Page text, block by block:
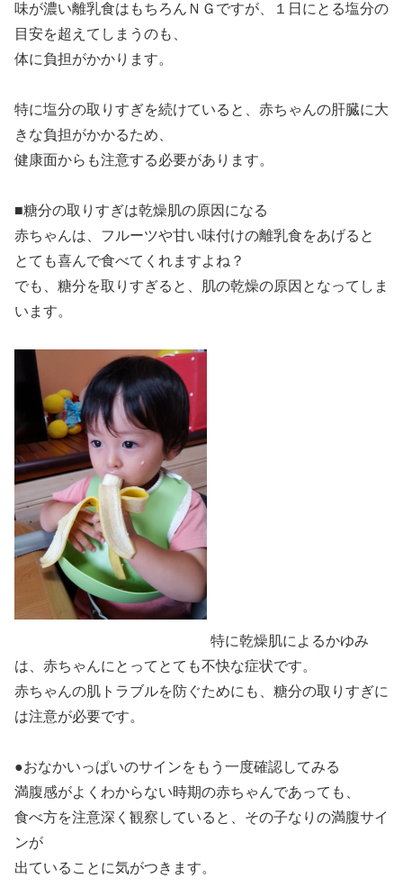
味が濃い離乳食はもちろんＮＧですが、１日にとる塩分の
目安を超えてしまうのも、
体に負担がかかります。
特に塩分の取りすぎを続けていると、赤ちゃんの肝臓に大
きな負担がかかるため、
健康面からも注意する必要があります。
■糖分の取りすぎは乾燥肌の原因になる
赤ちゃんは、フルーツや甘い味付けの離乳食をあげると
とても喜んで食べてくれますよね？
でも、糖分を取りすぎると、肌の乾燥の原因となってしま
います。
特に乾燥肌によるかゆみ
は、赤ちゃんにとってとても不快な症状です。
赤ちゃんの肌トラブルを防ぐためにも、糖分の取りすぎに
は注意が必要です。
●おなかいっぱいのサインをもう一度確認してみる
満腹感がよくわからない時期の赤ちゃんであっても、
食べ方を注意深く観察していると、その子なりの満腹サイ
ンが
出ていることに気がつきます。